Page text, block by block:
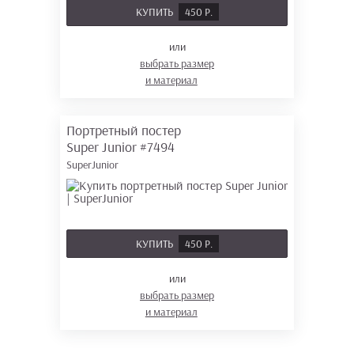
КУПИТЬ 450 Р.
или
выбрать размер
и материал
Портретный постер
Super Junior #7494
SuperJunior
КУПИТЬ 450 Р.
или
выбрать размер
и материал